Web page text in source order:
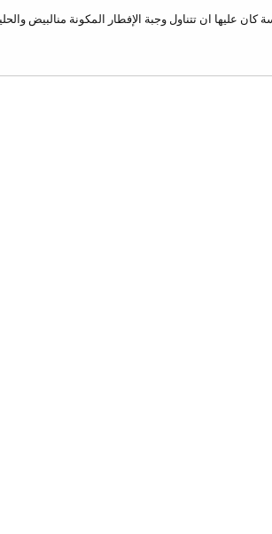
عليها ان تتناول وجبة الإفطار المكونة منالبيض